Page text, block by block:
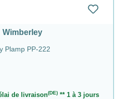
Wimberley
Plamp PP-222
de livraison(DE) ** 1 à 3 jours